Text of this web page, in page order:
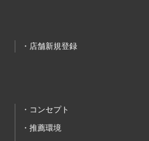
店舗新規登録
コンセプト
推薦環境